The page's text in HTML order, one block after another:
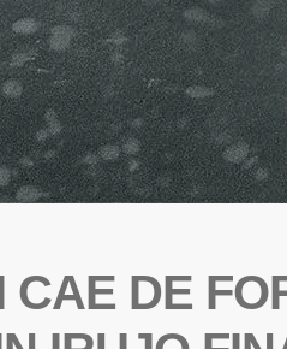
CAE DE